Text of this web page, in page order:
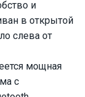
и
в открытой
слева от
мощная
с